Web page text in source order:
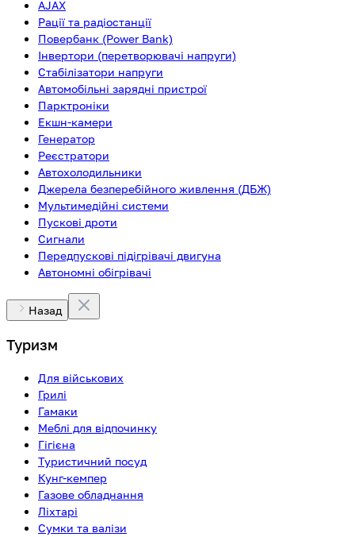
AJAX
Рації та радіостанції
Повербанк (Power Bank)
Інвертори (перетворювачі напруги)
Стабілізатори напруги
Автомобільні зарядні пристрої
Парктроніки
Екшн-камери
Генератор
Реєстратори
Автохолодильники
Джерела безперебійного живлення (ДБЖ)
Мультимедійні системи
Пускові дроти
Сигнали
Передпускові підігрівачі двигуна
Автономні обігрівачі
Назад
Туризм
Для військових
Грилі
Гамаки
Меблі для відпочинку
Гігієна
Туристичний посуд
Кунг-кемпер
Газове обладнання
Ліхтарі
Сумки та валізи